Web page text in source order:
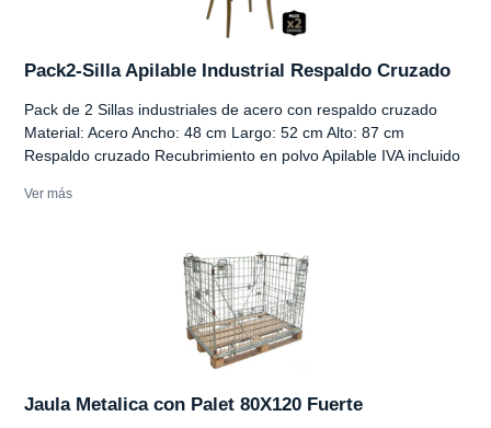
Pack2-Silla Apilable Industrial Respaldo Cruzado
Pack de 2 Sillas industriales de acero con respaldo cruzado
Material: Acero Ancho: 48 cm Largo: 52 cm Alto: 87 cm
Respaldo cruzado Recubrimiento en polvo Apilable IVA incluido
Ver más
Jaula Metalica con Palet 80X120 Fuerte